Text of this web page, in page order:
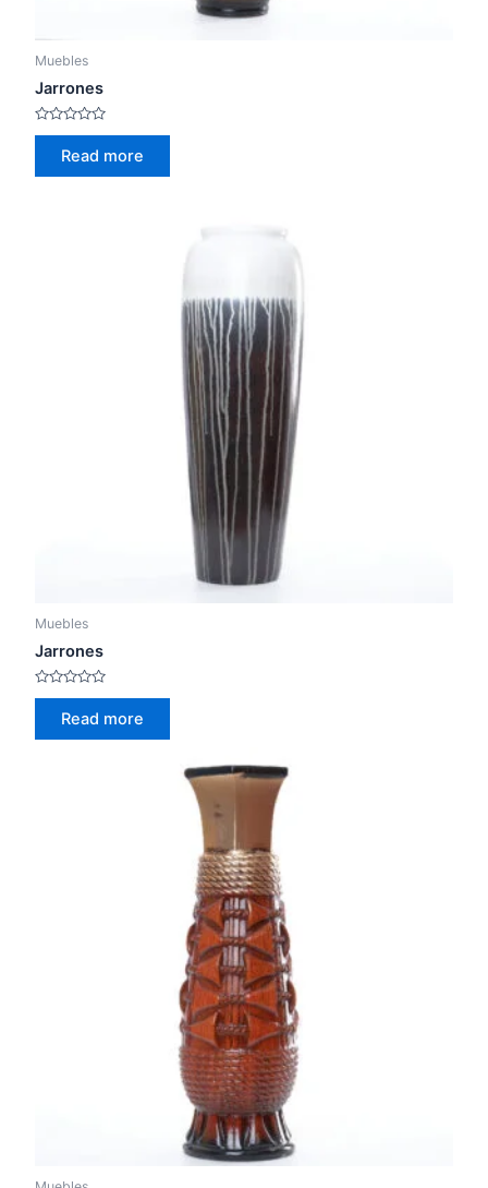
Muebles
Jarrones
Rated
Read more
Muebles
Jarrones
Rated
Read more